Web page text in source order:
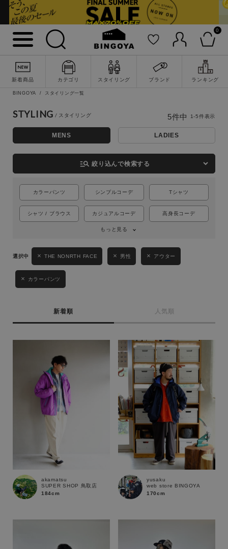
0
新着商品 カテゴリ スタイリング ブランド ランキング
性別
MENS LADIES
カテゴリ
ブランド
BINGOYA スタイリング一覧
STYLING
MENS LADIES
manage_search 絞り込んで検索する
カラーパンツ シンプルコーデ Tシャツ
シャツ / ブラウス カジュアルコーデ 高身長コーデ
もっと見る
THE NONRTH FACE 男性 アウター
カラーパンツ
新着順 人気順
5件中 1-5件表示
akamatsu
SUPER SHOP 鳥取店
184cm
yusaku
web store BINGOYA
170cm